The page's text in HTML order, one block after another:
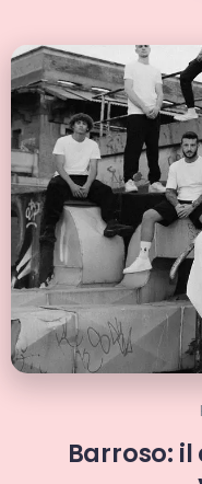
Barroso: